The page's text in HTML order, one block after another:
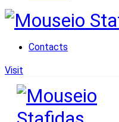
Contacts
Visit